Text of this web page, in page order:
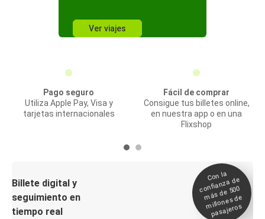
Ver viajes
Pago seguro
Utiliza Apple Pay, Visa y
tarjetas internacionales
Fácil de comprar
Consigue tus billetes online,
en nuestra app o en una
Flixshop
Billete digital y
seguimiento en
tiempo real
Con la
confianza de
más de 500
millones de
pasajeros